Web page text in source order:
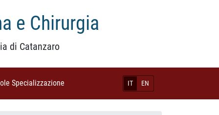
e Chirurgia
di Catanzaro
IT EN
Specializzazione